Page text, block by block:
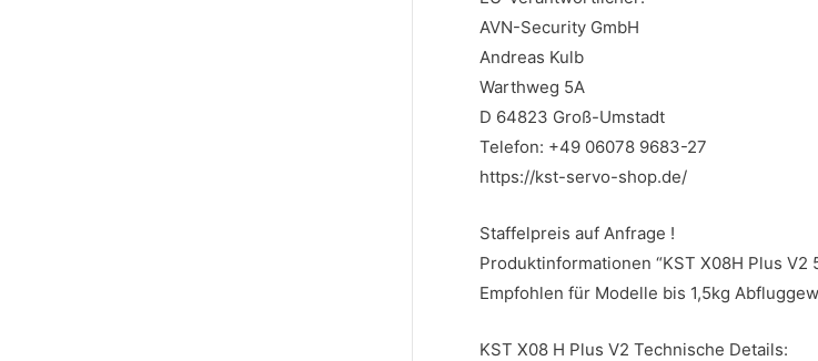
AVN-Security GmbH
Andreas Kulb
Warthweg 5A
D 64823 Groß-Umstadt
Telefon: +49 06078 9683-27
https://kst-servo-shop.de/
Staffelpreis auf Anfrage !
Produktinformationen “KST X08H Plus V2
Empfohlen für Modelle bis 1,5kg
KST X08 H Plus V2 Technische Details: